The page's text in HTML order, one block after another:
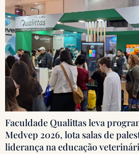
Faculdade Qualittas leva
Medvep 2026, lota salas de
liderança na educação